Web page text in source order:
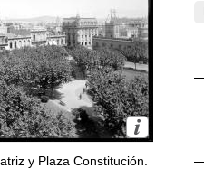
y Plaza Constitución.